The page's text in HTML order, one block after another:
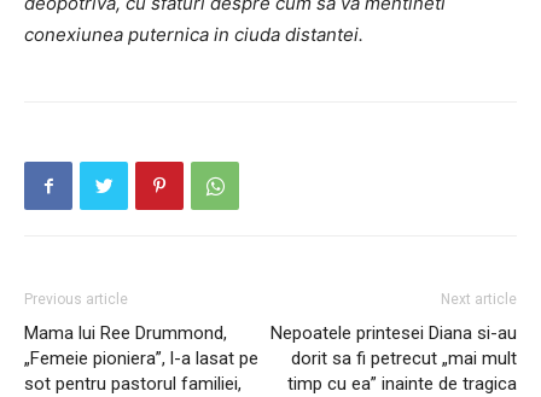
conexiunea puternica in ciuda distantei.
Previous article
Mama lui Ree Drummond,
„Femeie pioniera”, l-a lasat pe
sot pentru pastorul familiei,
Next article
Nepoatele printesei Diana si-au
dorit sa fi petrecut „mai mult
timp cu ea” inainte de tragica